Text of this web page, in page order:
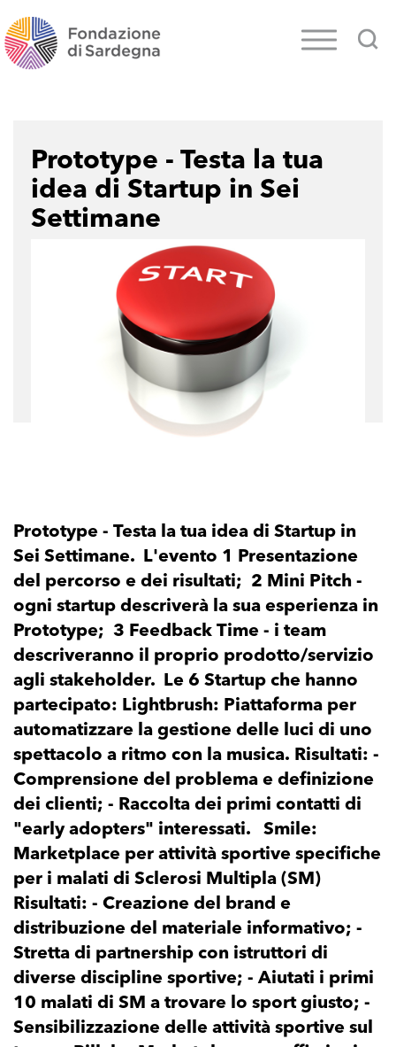
Prototype - Testa la tua
idea di Startup in Sei
Settimane
Prototype - Testa la tua idea di Startup in
Sei Settimane. L'evento 1 Presentazione
del percorso e dei risultati; 2 Mini Pitch -
ogni startup descriverà la sua esperienza in
Prototype; 3 Feedback Time - i team
descriveranno il proprio prodotto/servizio
agli stakeholder. Le 6 Startup che hanno
partecipato: Lightbrush: Piattaforma per
automatizzare la gestione delle luci di uno
spettacolo a ritmo con la musica. Risultati: -
Comprensione del problema e definizione
dei clienti; - Raccolta dei primi contatti di
"early adopters" interessati. Smile:
Marketplace per attività sportive specifiche
per i malati di Sclerosi Multipla (SM)
Risultati: - Creazione del brand e
distribuzione del materiale informativo; -
Stretta di partnership con istruttori di
diverse discipline sportive; - Aiutati i primi
10 malati di SM a trovare lo sport giusto; -
Sensibilizzazione delle attività sportive sul